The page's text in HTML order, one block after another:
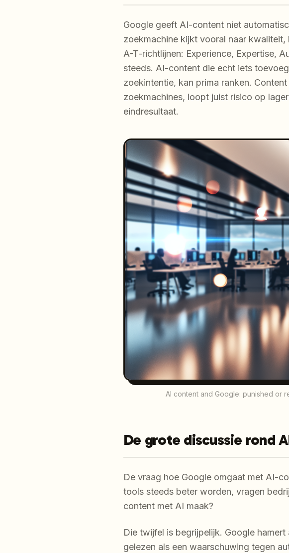
Google geeft AI-content niet
zoekmachine kijkt vooral naar
A-T-richtlijnen: Experience, Expertise,
steeds. AI-content die echt iets
zoekintentie, kan prima ranken.
zoekmachines, loopt juist risico op
eindresultaat.
AI content and Google: punished or
De grote discussie rond
De vraag hoe Google omgaat met AI-
tools steeds beter worden, vragen
content met AI maak?
Die twijfel is begrijpelijk. Google
gelezen als een waarschuwing tegen